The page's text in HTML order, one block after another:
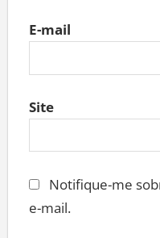
E-mail
Site
Notifique-me
e-mail.